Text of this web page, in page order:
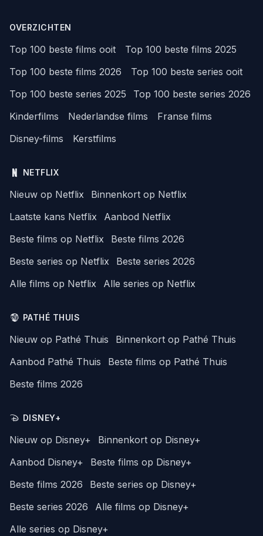
OVERZICHTEN
Top 100 beste films ooit
Top 100 beste films 2025
Top 100 beste films 2026
Top 100 beste series ooit
Top 100 beste series 2025
Top 100 beste series 2026
Kinderfilms
Nederlandse films
Franse films
Disney-films
Kerstfilms
NETFLIX
Nieuw op Netflix
Binnenkort op Netflix
Laatste kans Netflix
Aanbod Netflix
Beste films op Netflix
Beste films 2026
Beste series op Netflix
Beste series 2026
Alle films op Netflix
Alle series op Netflix
PATHÉ THUIS
Nieuw op Pathé Thuis
Binnenkort op Pathé Thuis
Aanbod Pathé Thuis
Beste films op Pathé Thuis
Beste films 2026
DISNEY+
Nieuw op Disney+
Binnenkort op Disney+
Aanbod Disney+
Beste films op Disney+
Beste films 2026
Beste series op Disney+
Beste series 2026
Alle films op Disney+
Alle series op Disney+